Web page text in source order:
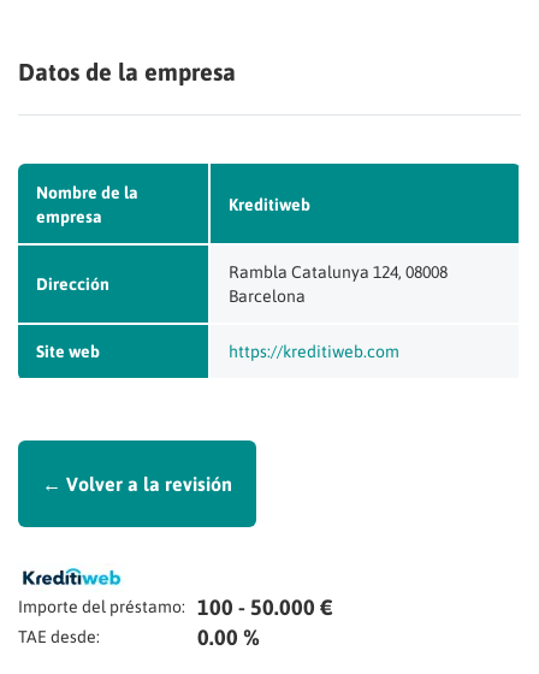
Datos de la empresa
Nombre de la
empresa
Kreditiweb
Dirección
Rambla Catalunya 124, 08008
Barcelona
Site web https://kreditiweb.com
← Volver a la revisión
Importe del préstamo: 100 - 50.000 €
TAE desde: 0.00 %